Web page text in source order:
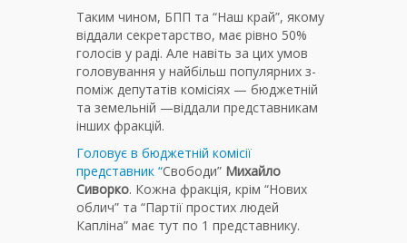
Таким чином, БПП та “Наш край”, якому
віддали секретарство, має рівно 50%
голосів у раді. Але навіть за цих умов
головування у найбільш популярних з-
поміж депутатів комісіях — бюджетній
та земельній —віддали представникам
інших фракцій.
Головує в бюджетній комісії
представник “Свободи” Михайло
Сиворко. Кожна фракція, крім “Нових
облич” та “Партії простих людей
Капліна” має тут по 1 представнику.